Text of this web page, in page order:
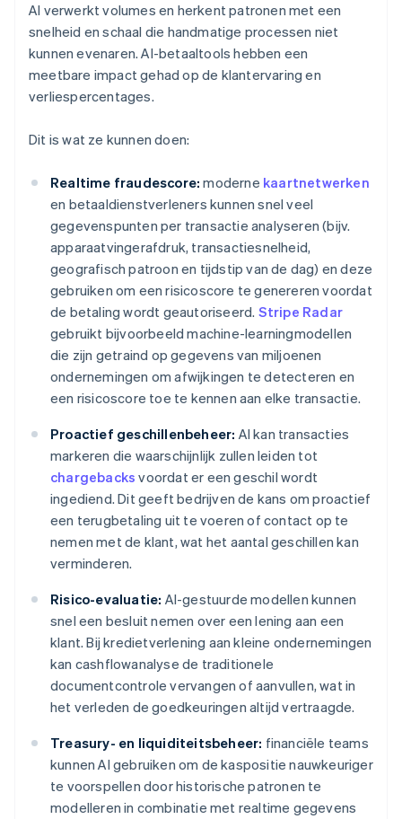
AI verwerkt volumes en herkent patronen met een
snelheid en schaal die handmatige processen niet
kunnen evenaren. AI-betaaltools hebben een
meetbare impact gehad op de klantervaring en
verliespercentages.
Dit is wat ze kunnen doen:
Realtime fraudescore: moderne kaartnetwerken
en betaaldienstverleners kunnen snel veel
gegevenspunten per transactie analyseren (bijv.
apparaatvingerafdruk, transactiesnelheid,
geografisch patroon en tijdstip van de dag) en deze
gebruiken om een risicoscore te genereren voordat
de betaling wordt geautoriseerd. Stripe Radar
gebruikt bijvoorbeeld machine-learningmodellen
die zijn getraind op gegevens van miljoenen
ondernemingen om afwijkingen te detecteren en
een risicoscore toe te kennen aan elke transactie.
Proactief geschillenbeheer: AI kan transacties
markeren die waarschijnlijk zullen leiden tot
chargebacks voordat er een geschil wordt
ingediend. Dit geeft bedrijven de kans om proactief
een terugbetaling uit te voeren of contact op te
nemen met de klant, wat het aantal geschillen kan
verminderen.
Risico-evaluatie: AI-gestuurde modellen kunnen
snel een besluit nemen over een lening aan een
klant. Bij kredietverlening aan kleine ondernemingen
kan cashflowanalyse de traditionele
documentcontrole vervangen of aanvullen, wat in
het verleden de goedkeuringen altijd vertraagde.
Treasury- en liquiditeitsbeheer: financiële teams
kunnen AI gebruiken om de kaspositie nauwkeuriger
te voorspellen door historische patronen te
modelleren in combinatie met realtime gegevens